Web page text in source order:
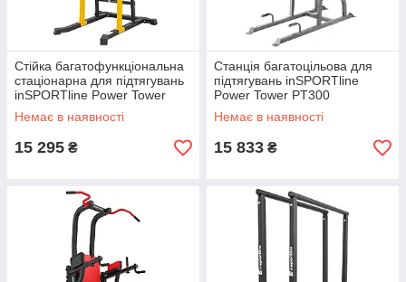
Стійка багатофункціональна
стаціонарна для підтягувань
inSPORTline Power Tower
PT250
Немає в наявності
15 295 ₴
Станція багатоцільова для
підтягувань inSPORTline
Power Tower PT300
Немає в наявності
15 833 ₴